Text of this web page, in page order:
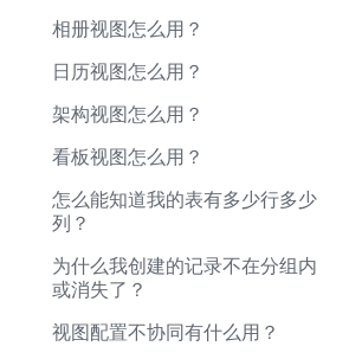
相册视图怎么用？
日历视图怎么用？
架构视图怎么用？
看板视图怎么用？
怎么能知道我的表有多少行多少
列？
为什么我创建的记录不在分组内
或消失了？
视图配置不协同有什么用？